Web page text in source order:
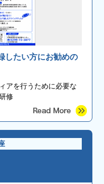
したい方にお勧めの
アを行うために必要な
修